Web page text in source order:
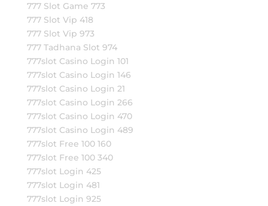
777 Slot Game 773
777 Slot Vip 418
777 Slot Vip 973
777 Tadhana Slot 974
777slot Casino Login 101
777slot Casino Login 146
777slot Casino Login 21
777slot Casino Login 266
777slot Casino Login 470
777slot Casino Login 489
777slot Free 100 160
777slot Free 100 340
777slot Login 425
777slot Login 481
777slot Login 925